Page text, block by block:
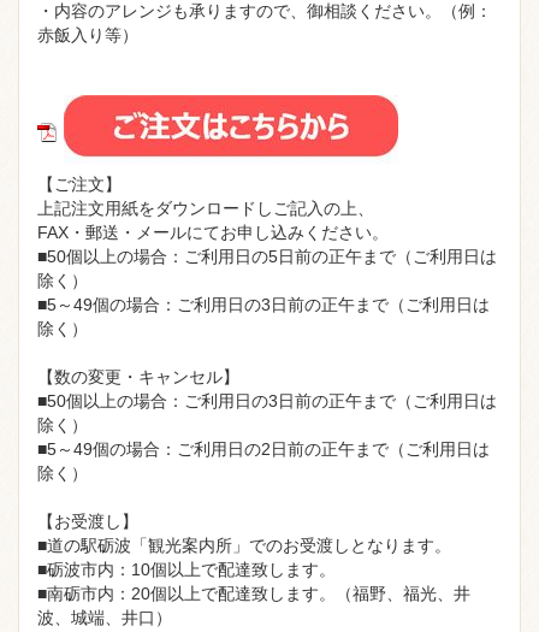
・内容のアレンジも承りますので、御相談ください。（例：
赤飯入り等）
【ご注文】
上記注文用紙をダウンロードしご記入の上、
FAX・郵送・メールにてお申し込みください。
■50個以上の場合：ご利用日の5日前の正午まで（ご利用日は
除く）
■5～49個の場合：ご利用日の3日前の正午まで（ご利用日は
除く）
【数の変更・キャンセル】
■50個以上の場合：ご利用日の3日前の正午まで（ご利用日は
除く）
■5～49個の場合：ご利用日の2日前の正午まで（ご利用日は
除く）
【お受渡し】
■道の駅砺波「観光案内所」でのお受渡しとなります。
■砺波市内：10個以上で配達致します。
■南砺市内：20個以上で配達致します。（福野、福光、井
波、城端、井口）